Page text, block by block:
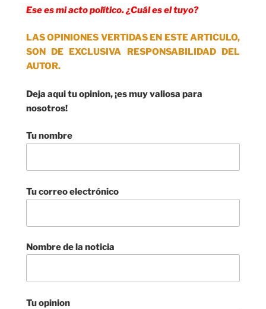
Ese es mi acto político. ¿Cuál es el tuyo?
LAS OPINIONES VERTIDAS EN ESTE ARTICULO,
SON DE EXCLUSIVA RESPONSABILIDAD DEL
AUTOR.
Deja aqui tu opinion, ¡es muy valiosa para
nosotros!
Tu nombre
Tu correo electrónico
Nombre de la noticia
Tu opinion